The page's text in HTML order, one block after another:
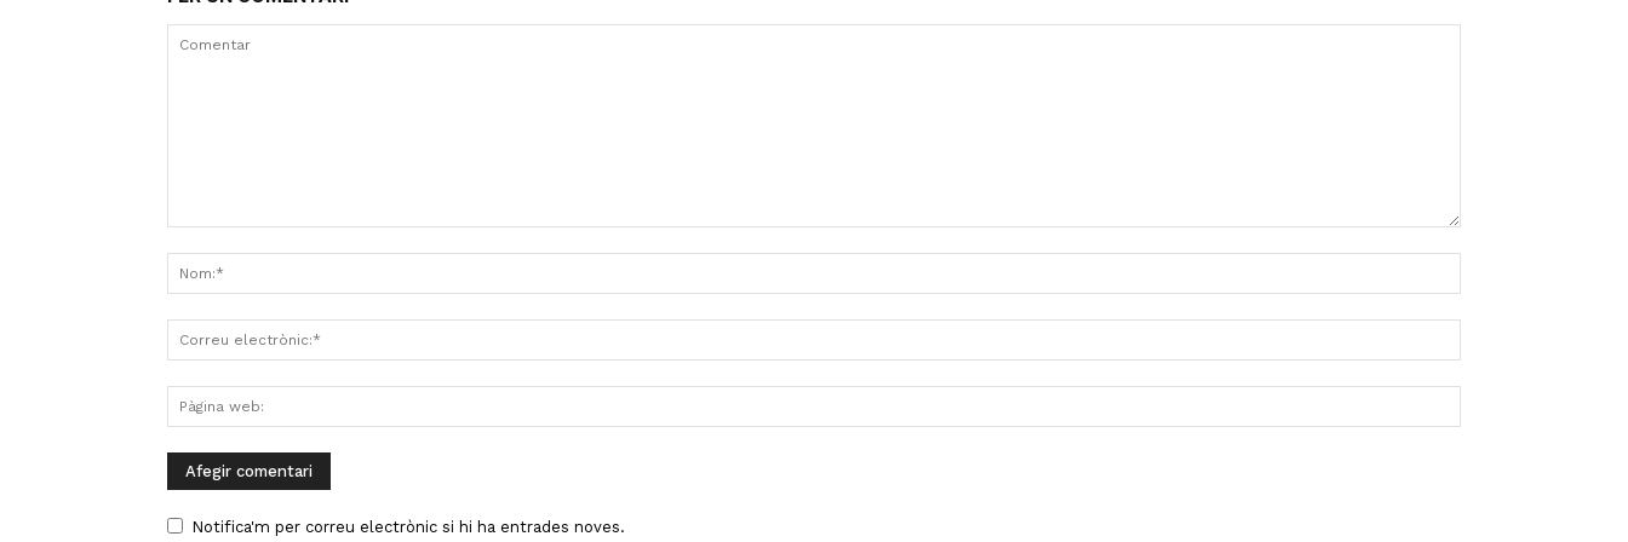
Notifica'm per correu electrònic si hi ha entrades noves.